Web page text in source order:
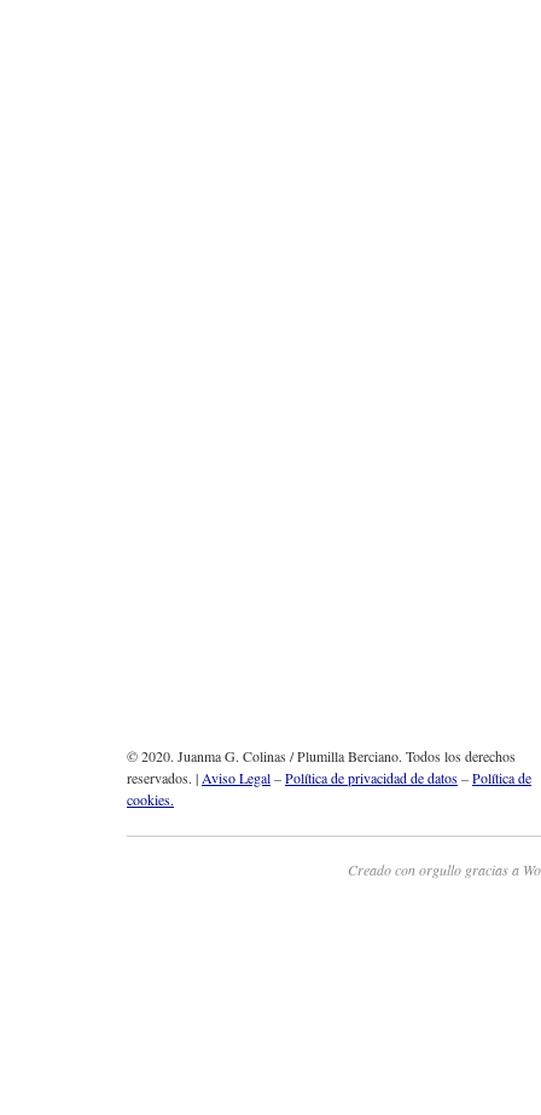
© 2020. Juanma G. Colinas / Plumilla Berciano. Todos los derechos
reservados. |Aviso Legal–Política de privacidad de datos–Política de
cookies.
Creado con orgullo gracias a